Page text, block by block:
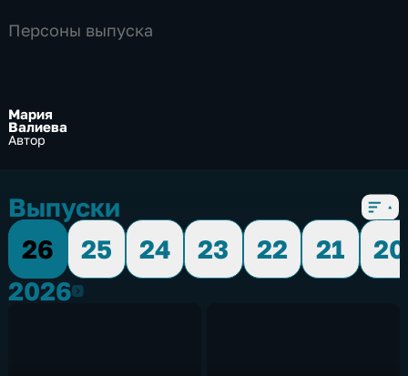
Персоны выпуска
Мария
Валиева
Автор
Выпуски
26
25 24 23 22 21
20
20262026